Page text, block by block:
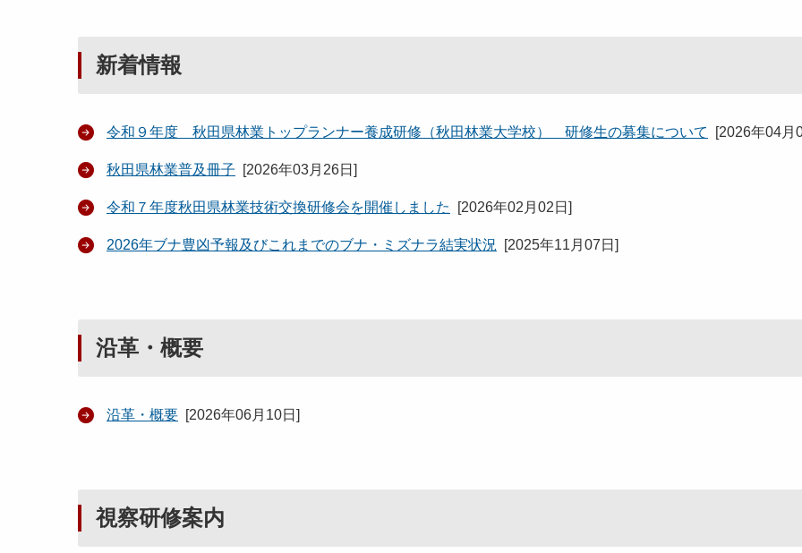
新着情報
令和９年度 秋田県林業トップランナー養成研修（秋田林業大学校） 研修生の募集について [2026年04月
秋田県林業普及冊子 [2026年03月26日 ]
令和７年度秋田県林業技術交換研修会を開催しました [2026年02月02日 ]
2026年ブナ豊凶予報及びこれまでのブナ・ミズナラ結実状況 [2025年11月07日 ]
沿革・概要
沿革・概要 [2026年06月10日 ]
視察研修案内